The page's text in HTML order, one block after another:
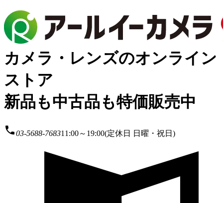
カメラ・レンズのオンライン
ストア
新品も中古品も特価販売中
local_phone03-5688-768311:00～19:00(定休日 日曜・祝日)